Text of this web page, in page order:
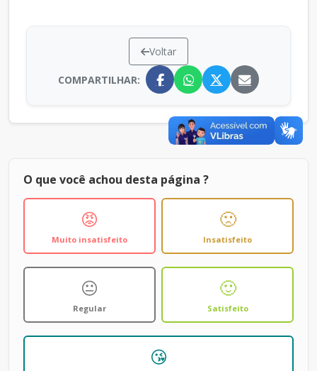
Voltar
COMPARTILHAR:
O que você achou desta página ?
😡
Muito insatisfeito
🙁
Insatisfeito
😐
Regular
🙂
Satisfeito
😘